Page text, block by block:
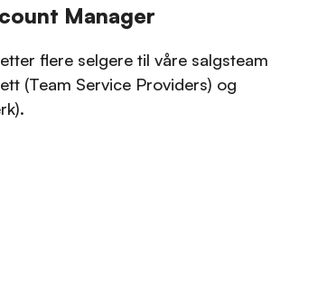
Manager
flere selgere til våre salgsteam
(Team Service Providers) og